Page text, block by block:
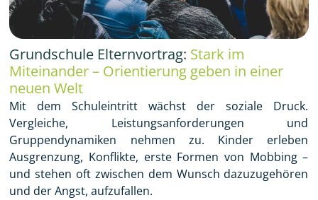
Grundschule Elternvortrag: Stark im
Miteinander – Orientierung geben in einer
neuen Welt
Mit dem Schuleintritt wächst der soziale Druck.
Vergleiche, Leistungsanforderungen und
Gruppendynamiken nehmen zu. Kinder erleben
Ausgrenzung, Konflikte, erste Formen von Mobbing –
und stehen oft zwischen dem Wunsch dazuzugehören
und der Angst, aufzufallen.